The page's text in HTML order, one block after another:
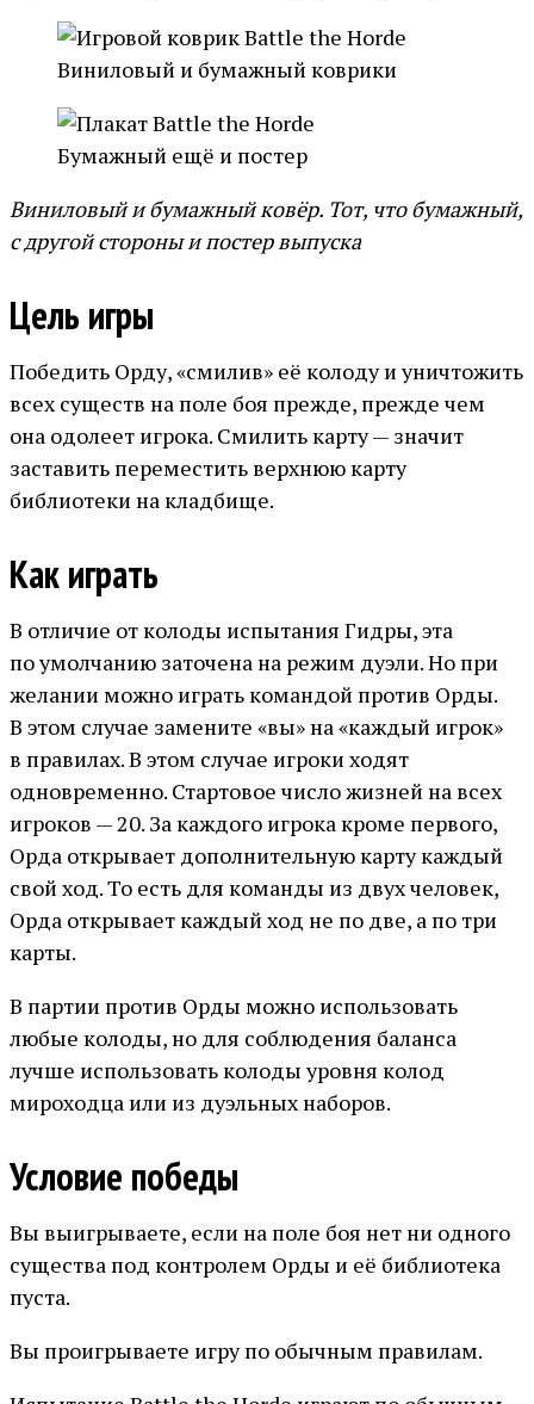
Виниловый и бумажный коврики
Бумажный ещё и постер
Виниловый и бумажный ковёр. Тот, что бумажный,
с другой стороны и постер выпуска
Цель игры
Победить Орду, «смилив» её колоду и уничтожить
всех существ на поле боя прежде, прежде чем
она одолеет игрока. Смилить карту — значит
заставить переместить верхнюю карту
библиотеки на кладбище.
Как играть
В отличие от колоды испытания Гидры, эта
по умолчанию заточена на режим дуэли. Но при
желании можно играть командой против Орды.
В этом случае замените «вы» на «каждый игрок»
в правилах. В этом случае игроки ходят
одновременно. Стартовое число жизней на всех
игроков — 20. За каждого игрока кроме первого,
Орда открывает дополнительную карту каждый
свой ход. То есть для команды из двух человек,
Орда открывает каждый ход не по две, а по три
карты.
В партии против Орды можно использовать
любые колоды, но для соблюдения баланса
лучше использовать колоды уровня колод
мироходца или из дуэльных наборов.
Условие победы
Вы выигрываете, если на поле боя нет ни одного
существа под контролем Орды и её библиотека
пуста.
Вы проигрываете игру по обычным правилам.